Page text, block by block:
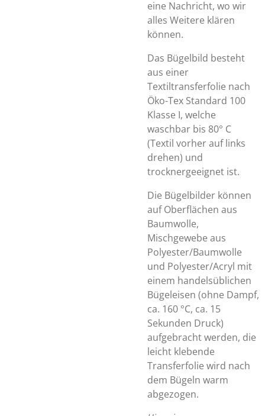
eine Nachricht, wo wir
alles Weitere klären
können.
Das Bügelbild besteht
aus einer
Textiltransferfolie nach
Öko-Tex Standard 100
Klasse I, welche
waschbar bis 80° C
(Textil vorher auf links
drehen) und
trocknergeeignet ist.
Die Bügelbilder können
auf Oberflächen aus
Baumwolle,
Mischgewebe aus
Polyester/Baumwolle
und Polyester/Acryl mit
einem handelsüblichen
Bügeleisen (ohne Dampf,
ca. 160 °C, ca. 15
Sekunden Druck)
aufgebracht werden, die
leicht klebende
Transferfolie wird nach
dem Bügeln warm
abgezogen.